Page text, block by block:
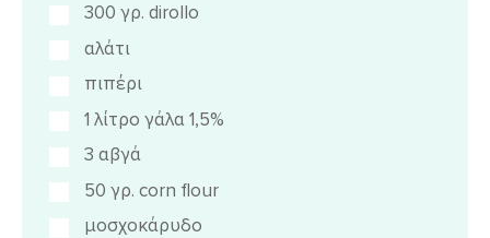
300 γρ. dirollo
αλάτι
πιπέρι
1 λίτρο γάλα 1,5%
3 αβγά
50 γρ. corn flour
μοσχοκάρυδο